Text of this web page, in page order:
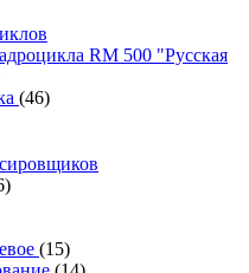
RM 500 "Русская
(46)
(15)